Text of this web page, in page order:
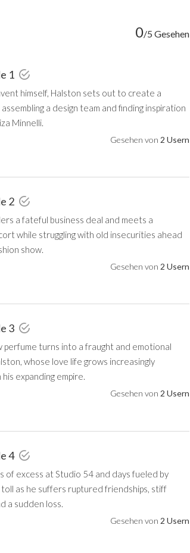
0/5 Gesehen
1
himself, Halston sets out to create a
a design team and finding inspiration
Minnelli.
Gesehen von 2 Usern
2
a fateful business deal and meets a
while struggling with old insecurities ahead
show.
Gesehen von 2 Usern
3
perfume turns into a fraught and emotional
whose love life grows increasingly
expanding empire.
Gesehen von 2 Usern
4
of excess at Studio 54 and days fueled by
as he suffers ruptured friendships, stiff
a sudden loss.
Gesehen von 2 Usern